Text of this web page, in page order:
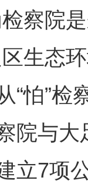
院是
生态
“怕”检
院与
立7项